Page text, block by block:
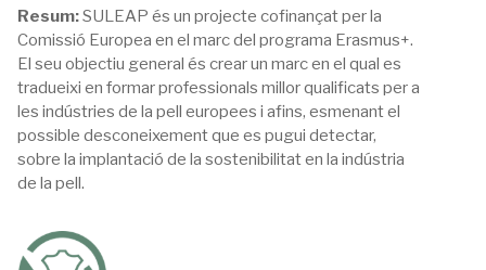
Resum:SULEAP és un projecte cofinançat per la
Comissió Europea en el marc del programa Erasmus+.
El seu objectiu general és crear un marc en el qual es
tradueixi en formar professionals millor qualificats per a
les indústries de la pell europees i afins, esmenant el
possible desconeixement que es pugui detectar,
sobre la implantació de la sostenibilitat en la indústria
de la pell.